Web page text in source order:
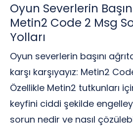
Oyun Severlerin
Metin2 Code 2 Msg
Yolları
Oyun severlerin başını
karşı karşıyayız: Metin2
Özellikle Metin2 tutkunları
keyfini ciddi şekilde
sorun nedir ve nasıl